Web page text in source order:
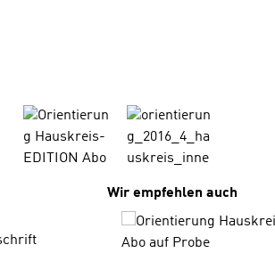
Produktgalerie
Wir empfehlen auch